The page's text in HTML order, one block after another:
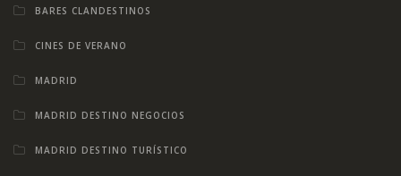
BARES CLANDESTINOS
CINES DE VERANO
MADRID
MADRID DESTINO NEGOCIOS
MADRID DESTINO TURÍSTICO